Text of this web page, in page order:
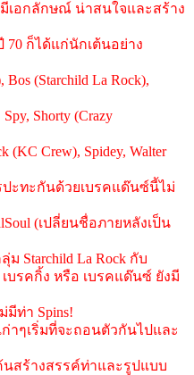
เอกลักษณ์ น่าสนใจและสร้าง
ก็ได้แก่นักเต้นอย่าง
Bos (Starchild La Rock),
Shorty (Crazy
(KC Crew), Spidey, Walter
ะทะกันด้วยเบรคแด๊นซ์นี้ไม่
(เปลี่ยนชื่อภายหลังเป็น
Starchild La Rock กับ
บรคกิ้ง หรือ เบรคแด๊นซ์ ยังมี
มีท่า Spins!
าๆเริ่มที่จะถอนตัวกันไปและ
สร้างสรรค์ท่าและรูปแบบ